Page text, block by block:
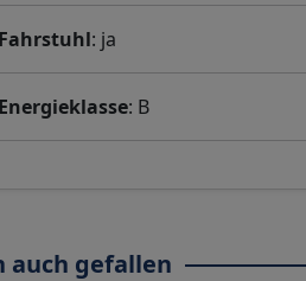
Fahrstuhl: ja
Energieklasse: B
auch gefallen